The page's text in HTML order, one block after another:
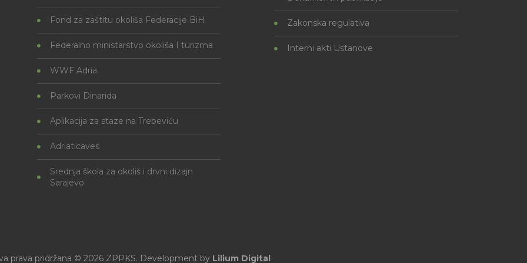
Fond za zaštitu okoliša Federacije BiH
Federalno ministarstvo okoliša I turizma
WWF Adria
Parkovi Dinarida
Aplikacija za staze na Trebeviću
Adriaticaves
Srednja škola za okoliš i drvni dizajn
Sarajevo
Zakonska regulativa
Interni akti Ustanove
prava pridržana © 2026 ZPPKS. Development byLilium Digital